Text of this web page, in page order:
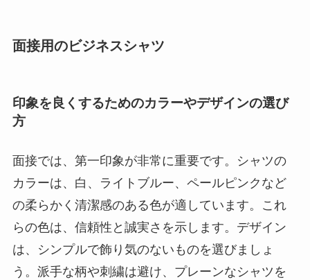
面接用のビジネスシャツ
印象を良くするためのカラーやデザインの選び
方
面接では、第一印象が非常に重要です。シャツの
カラーは、白、ライトブルー、ペールピンクなど
の柔らかく清潔感のある色が適しています。これ
らの色は、信頼性と誠実さを示します。デザイン
は、シンプルで飾り気のないものを選びましょ
う。派手な柄や刺繍は避け、プレーンなシャツを